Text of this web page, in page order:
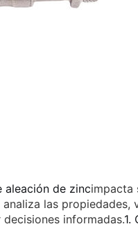
aleación de zincimpacta
las
informadas.1.